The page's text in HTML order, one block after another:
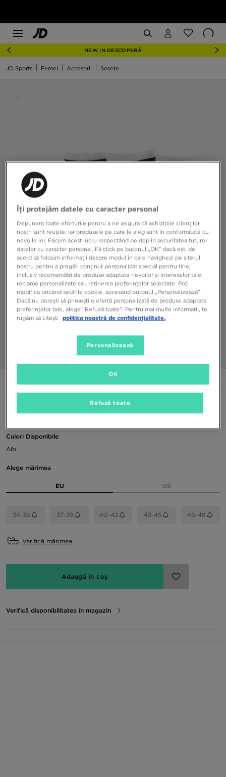
NEW IN DESCOPERĂ
JD Sports Femei Accesorii Șosete
ADIDAS ȘOSETE 3 PACK SOLID MID CREW
Culori Disponibile
Alb
Alege mărimea
EU US
34-36 37-39 40-42 43-45 46-48
Verifică mărimea
Adaugă în coș
Verifică disponibilitatea în magazin
Îți protejăm datele cu caracter personal
Depunem toate eforturile pentru a ne asigura că achizițiile clienților
noștri sunt reușite, iar produsele pe care le aleg sunt în conformitate cu
nevoile lor. Facem acest lucru respectând pe deplin securitatea tuturor
datelor cu caracter personal. Fă click pe butonul „OK” dacă ești de
acord să folosim informații despre modul în care navighezi pe site-ul
nostru pentru a pregăti conținut personalizat special pentru tine,
inclusiv recomandări de produse adaptate nevoilor și intereselor tale,
reclame personalizate sau reținerea preferințelor selectate. Poți
modifica oricând setările cookie, accesând butonul „Personalizează”.
Dacă nu dorești să primești o ofertă personalizată de produse adaptate
preferințelor tale, alege "Refuză toate". Pentru mai multe informații, te
rugăm să citești
politica noastră de confidențialitate.
Personalizează
Refuză toate
OK